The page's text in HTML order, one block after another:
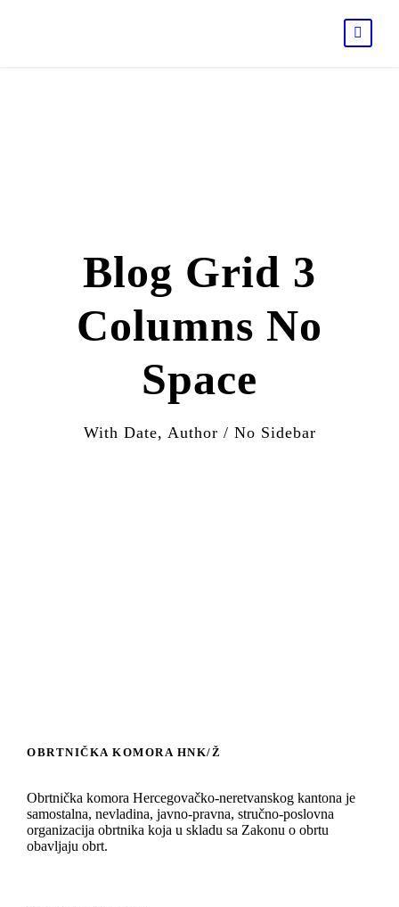
Blog Grid 3
Columns No
Space
With Date, Author / No Sidebar
OBRTNIČKA KOMORA HNK/Ž
Obrtnička komora Hercegovačko-neretvanskog kantona je
samostalna, nevladina, javno-pravna, stručno-poslovna
organizacija obrtnika koja u skladu sa Zakonu o obrtu
obavljaju obrt.